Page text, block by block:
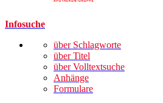
Infosuche
über Schlagworte
über Titel
über Volltextsuche
Anhänge
Formulare